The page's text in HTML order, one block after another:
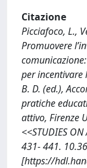
Citazione
Picciafoco, L.,
Promuovere
per incentivare
B. D. (ed.),
pratiche
attivo, Firenze
<<STUDIES
431- 441.
[https://